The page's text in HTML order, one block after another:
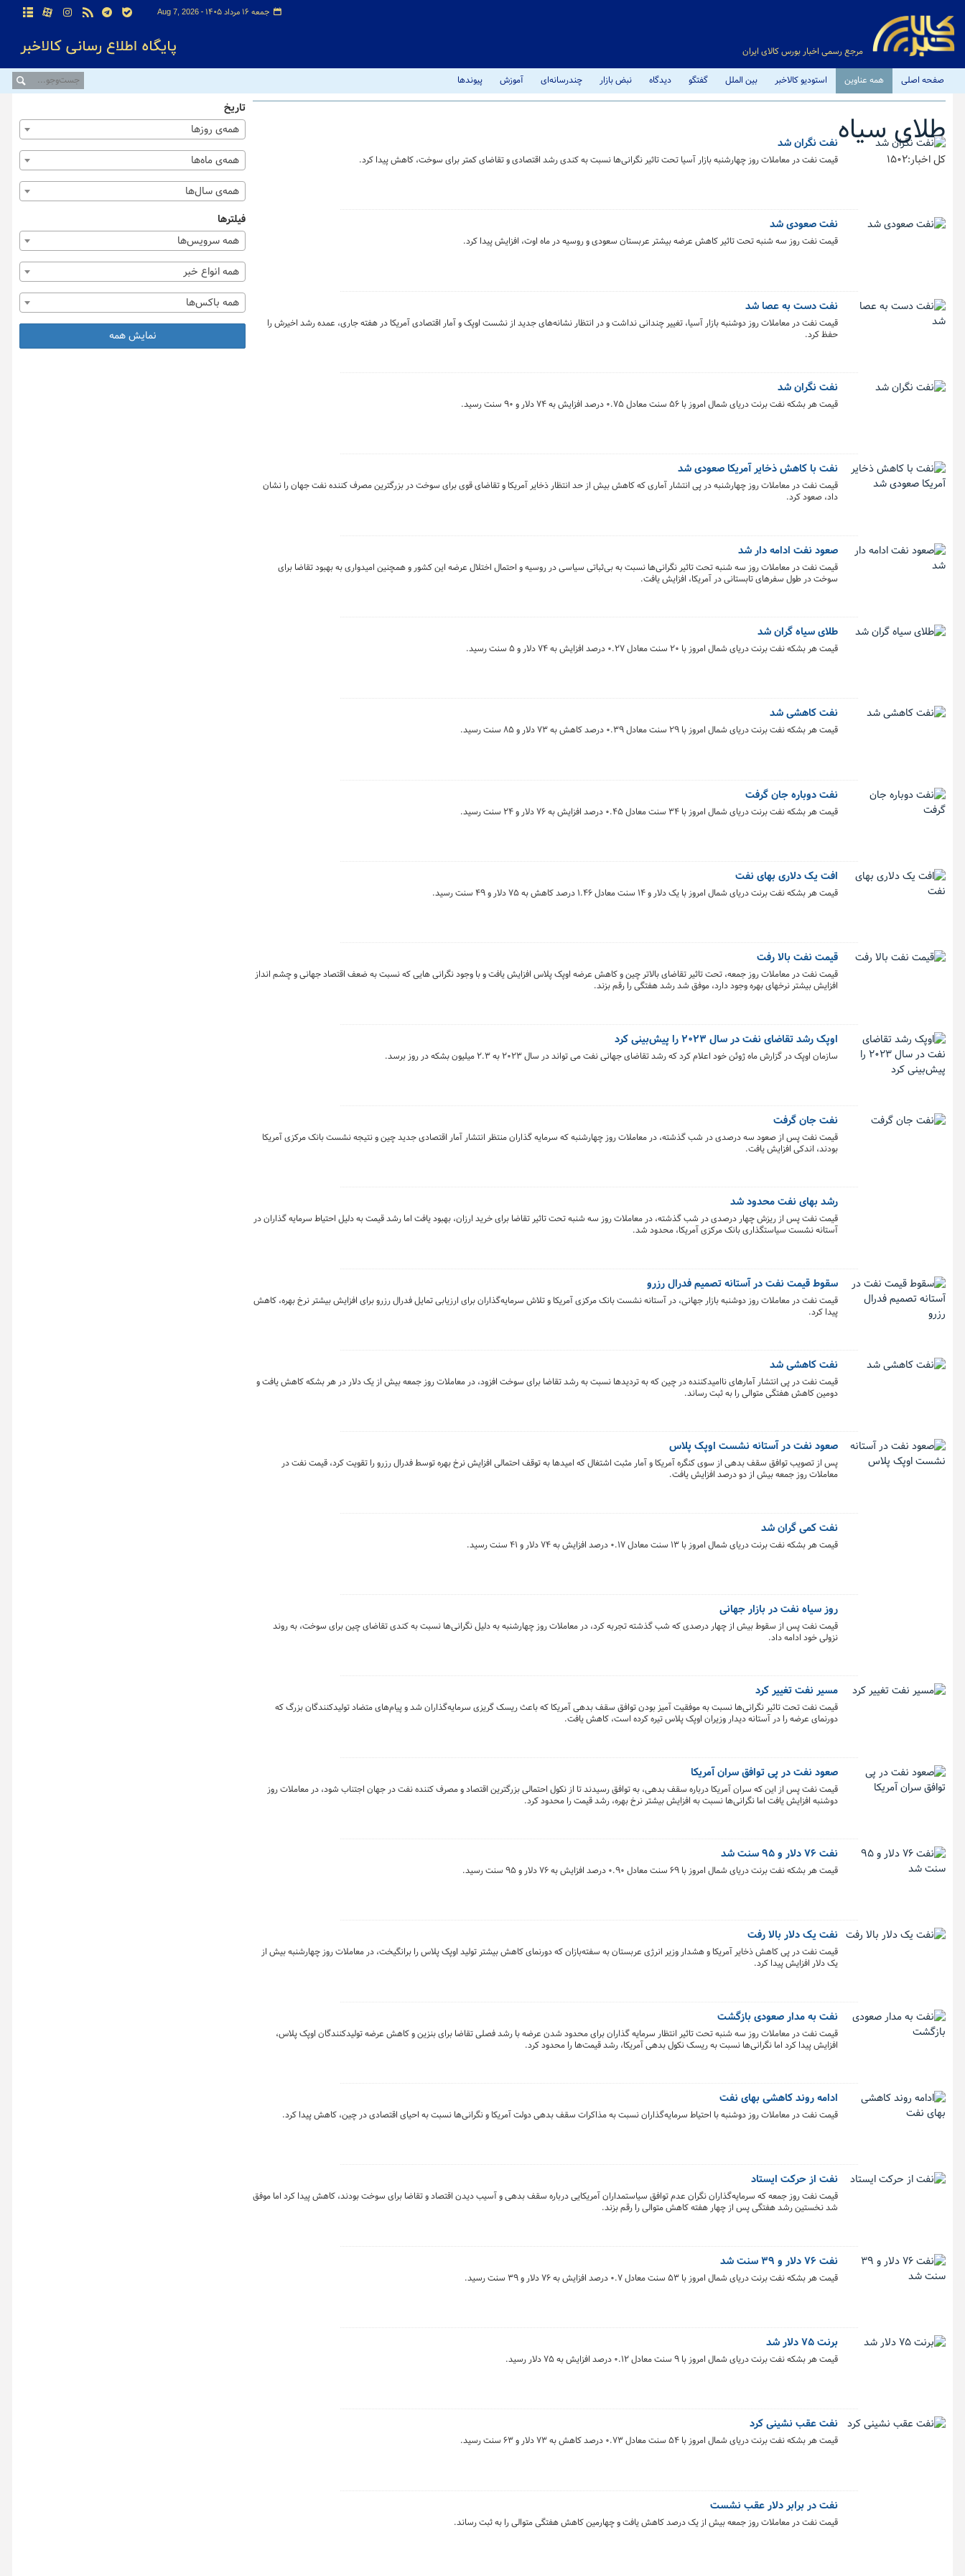
مرجع رسمی اخبار بورس کالای ایران
جمعه ۱۶ مرداد ۱۴۰۵ - Aug 7, 2026
صفحه اصلی همه عناوین استودیو کالاخبر بین الملل گفتگو دیدگاه نبض بازار چندرسانه‌ای آموزش پیوندها
طلای سیاه
کل اخبار:1502
نفت نگران شد
قیمت نفت در معاملات روز چهارشنبه بازار آسیا تحت تاثیر نگرانی‌ها نسبت به کندی رشد اقتصادی و تقاضای کمتر برای سوخت، کاهش پیدا کرد.
نفت صعودی شد
قیمت نفت روز سه شنبه تحت تاثیر کاهش عرضه بیشتر عربستان سعودی و روسیه در ماه اوت، افزایش پیدا کرد.
نفت دست به عصا شد
قیمت نفت در معاملات روز دوشنبه بازار آسیا، تغییر چندانی نداشت و در انتظار نشانه‌های جدید از نشست اوپک و آمار اقتصادی آمریکا در هفته جاری، عمده رشد اخیرش را
حفظ کرد.
نفت نگران شد
قیمت هر بشکه نفت برنت دریای شمال امروز با ۵۶ سنت معادل ۰.۷۵ درصد افزایش به ۷۴ دلار و ۹۰ سنت رسید.
نفت با کاهش ذخایر آمریکا صعودی شد
قیمت نفت در معاملات روز چهارشنبه در پی انتشار آماری که کاهش بیش از حد انتظار ذخایر آمریکا و تقاضای قوی برای سوخت در بزرگترین مصرف کننده نفت جهان را نشان
داد، صعود کرد.
صعود نفت ادامه دار شد
قیمت نفت در معاملات روز سه شنبه تحت تاثیر نگرانی‌ها نسبت به بی‌ثباتی سیاسی در روسیه و احتمال اختلال عرضه این کشور و همچنین امیدواری به بهبود تقاضا برای
سوخت در طول سفرهای تابستانی در آمریکا، افزایش یافت.
طلای سیاه گران شد
قیمت هر بشکه نفت برنت دریای شمال امروز با ۲۰ سنت معادل ۰.۲۷ درصد افزایش به ۷۴ دلار و ۵ سنت رسید.
نفت کاهشی شد
قیمت هر بشکه نفت برنت دریای شمال امروز با ۲۹ سنت معادل ۰.۳۹ درصد کاهش به ۷۳ دلار و ۸۵ سنت رسید.
نفت دوباره جان گرفت
قیمت هر بشکه نفت برنت دریای شمال امروز با ۳۴ سنت معادل ۰.۴۵ درصد افزایش به ۷۶ دلار و ۲۴ سنت رسید.
افت یک دلاری بهای نفت
قیمت هر بشکه نفت برنت دریای شمال امروز با یک دلار و ۱۴ سنت معادل ۱.۴۶ درصد کاهش به ۷۵ دلار و ۴۹ سنت رسید.
قیمت نفت بالا رفت
قیمت نفت در معاملات روز جمعه، تحت تاثیر تقاضای بالاتر چین و کاهش عرضه اوپک پلاس افزایش یافت و با وجود نگرانی هایی که نسبت به ضعف اقتصاد جهانی و چشم انداز
افزایش بیشتر نرخهای بهره وجود دارد، موفق شد رشد هفتگی را رقم بزند.
اوپک رشد تقاضای نفت در سال ۲۰۲۳ را پیش‌بینی کرد
سازمان اوپک در گزارش ماه ژوئن خود اعلام کرد که رشد تقاضای جهانی نفت می تواند در سال ۲۰۲۳ به ۲.۳ میلیون بشکه در روز برسد.
نفت جان گرفت
قیمت نفت پس از صعود سه درصدی در شب گذشته، در معاملات روز چهارشنبه که سرمایه گذاران منتظر انتشار آمار اقتصادی جدید چین و نتیجه نشست بانک مرکزی آمریکا
بودند، اندکی افزایش یافت.
رشد بهای نفت محدود شد
قیمت نفت پس از ریزش چهار درصدی در شب گذشته، در معاملات روز سه شنبه تحت تاثیر تقاضا برای خرید ارزان، بهبود یافت اما رشد قیمت به دلیل احتیاط سرمایه گذاران در
آستانه نشست سیاستگذاری بانک مرکزی آمریکا، محدود شد.
سقوط قیمت نفت در آستانه تصمیم فدرال رزرو
قیمت نفت در معاملات روز دوشنبه بازار جهانی، در آستانه نشست بانک مرکزی آمریکا و تلاش سرمایه‌گذاران برای ارزیابی تمایل فدرال رزرو برای افزایش بیشتر نرخ بهره، کاهش
پیدا کرد.
نفت کاهشی شد
قیمت نفت در پی انتشار آمارهای ناامیدکننده در چین که به تردیدها نسبت به رشد تقاضا برای سوخت افزود، در معاملات روز جمعه بیش از یک دلار در هر بشکه کاهش یافت و
دومین کاهش هفتگی متوالی را به ثبت رساند.
صعود نفت در آستانه نشست اوپک پلاس
پس از تصویب توافق سقف بدهی از سوی کنگره آمریکا و آمار مثبت اشتغال که امیدها به توقف احتمالی افزایش نرخ بهره توسط فدرال رزرو را تقویت کرد، قیمت نفت در
معاملات روز جمعه بیش از دو درصد افزایش یافت.
نفت کمی گران شد
قیمت هر بشکه نفت برنت دریای شمال امروز با ۱۳ سنت معادل ۰.۱۷ درصد افزایش به ۷۴ دلار و ۴۱ سنت رسید.
روز سیاه نفت در بازار جهانی
قیمت نفت پس از سقوط بیش از چهار درصدی که شب گذشته تجربه کرد، در معاملات روز چهارشنبه به دلیل نگرانی‌ها نسبت به کندی تقاضای چین برای سوخت، به روند
نزولی خود ادامه داد.
مسیر نفت تغییر کرد
قیمت نفت تحت تاثیر نگرانی‌ها نسبت به موفقیت آمیز بودن توافق سقف بدهی آمریکا که باعث ریسک گریزی سرمایه‌گذاران شد و پیام‌های متضاد تولیدکنندگان بزرگ که
دورنمای عرضه را در آستانه دیدار وزیران اوپک پلاس تیره کرده است، کاهش یافت.
صعود نفت در پی توافق سران آمریکا
قیمت نفت پس از این که سران آمریکا درباره سقف بدهی، به توافق رسیدند تا از نکول احتمالی بزرگترین اقتصاد و مصرف کننده نفت در جهان اجتناب شود، در معاملات روز
دوشنبه افزایش یافت اما نگرانی‌ها نسبت به افزایش بیشتر نرخ بهره، رشد قیمت را محدود کرد.
نفت ۷۶ دلار و ۹۵ سنت شد
قیمت هر بشکه نفت برنت دریای شمال امروز با ۶۹ سنت معادل ۰.۹۰ درصد افزایش به ۷۶ دلار و ۹۵ سنت رسید.
نفت یک دلار بالا رفت
قیمت نفت در پی کاهش ذخایر آمریکا و هشدار وزیر انرژی عربستان به سفته‌بازان که دورنمای کاهش بیشتر تولید اوپک پلاس را برانگیخت، در معاملات روز چهارشنبه بیش از
یک دلار افزایش پیدا کرد.
نفت به مدار صعودی بازگشت
قیمت نفت در معاملات روز سه شنبه تحت تاثیر انتظار سرمایه گذاران برای محدود شدن عرضه با رشد فصلی تقاضا برای بنزین و کاهش عرضه تولیدکنندگان اوپک پلاس،
افزایش پیدا کرد اما نگرانی‌ها نسبت به ریسک نکول بدهی آمریکا، رشد قیمت‌ها را محدود کرد.
ادامه روند کاهشی بهای نفت
قیمت نفت در معاملات روز دوشنبه با احتیاط سرمایه‌گذاران نسبت به مذاکرات سقف بدهی دولت آمریکا و نگرانی‌ها نسبت به احیای اقتصادی در چین، کاهش پیدا کرد.
نفت از حرکت ایستاد
قیمت نفت روز جمعه که سرمایه‌گذاران نگران عدم توافق سیاستمداران آمریکایی درباره سقف بدهی و آسیب دیدن اقتصاد و تقاضا برای سوخت بودند، کاهش پیدا کرد اما موفق
شد نخستین رشد هفتگی پس از چهار هفته کاهش متوالی را رقم بزند.
نفت ۷۶ دلار و ۳۹ سنت شد
قیمت هر بشکه نفت برنت دریای شمال امروز با ۵۳ سنت معادل ۰.۷ درصد افزایش به ۷۶ دلار و ۳۹ سنت رسید.
برنت ۷۵ دلار شد
قیمت هر بشکه نفت برنت دریای شمال امروز با ۹ سنت معادل ۰.۱۲ درصد افزایش به ۷۵ دلار رسید.
نفت عقب نشینی کرد
قیمت هر بشکه نفت برنت دریای شمال امروز با ۵۴ سنت معادل ۰.۷۳ درصد کاهش به ۷۳ دلار و ۶۳ سنت رسید.
نفت در برابر دلار عقب نشست
قیمت نفت در معاملات روز جمعه بیش از یک درصد کاهش یافت و چهارمین کاهش هفتگی متوالی را به ثبت رساند.
تاریخ
همه‌ی روزها
همه‌ی ماه‌ها
همه‌ی سال‌ها
فیلترها
همه سرویس‌ها
همه انواع خبر
همه باکس‌ها
نمایش همه